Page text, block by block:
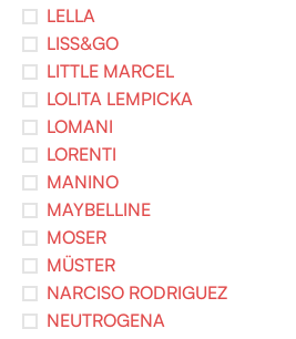
LELLA
LISS&GO
LITTLE MARCEL
LOLITA LEMPICKA
LOMANI
LORENTI
MANINO
MAYBELLINE
MOSER
MÜSTER
NARCISO RODRIGUEZ
NEUTROGENA